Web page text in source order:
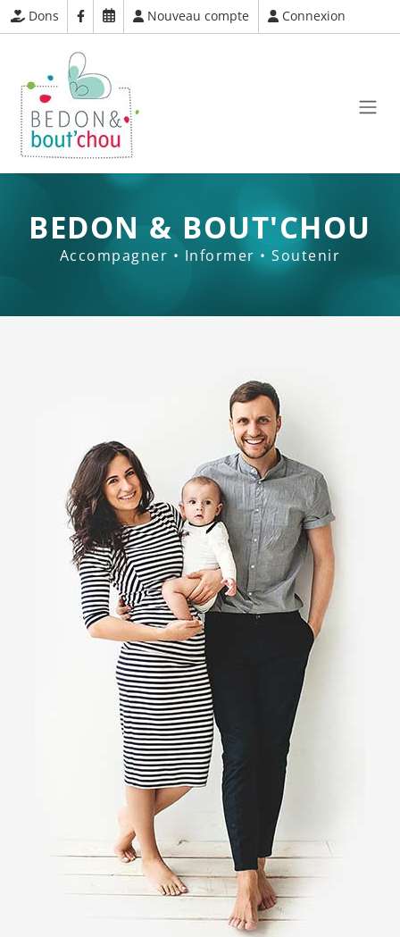
Dons Nouveau compte Connexion
BEDON & BOUT'CHOU
Accompagner • Informer • Soutenir